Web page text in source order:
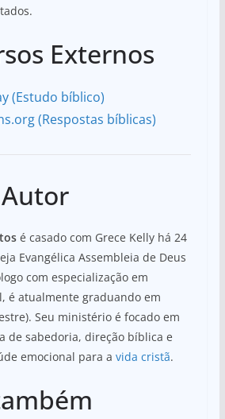
Externos
(Estudo bíblico)
(Respostas bíblicas)
é casado com Grece Kelly há 24
Evangélica Assembleia de Deus
com especialização em
é atualmente graduando em
Seu ministério é focado em
de sabedoria, direção bíblica e
emocional para a vida cristã.